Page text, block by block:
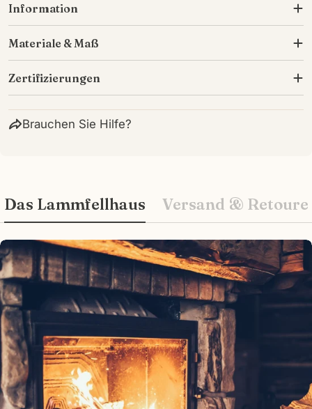
Information
Materiale & Maß
Zertifizierungen
Brauchen Sie Hilfe?
Wie können wir Ihnen helfen?
Name
Ihre
E-
Mail
Ihr
Das Lammfellhaus Versand & Retoure